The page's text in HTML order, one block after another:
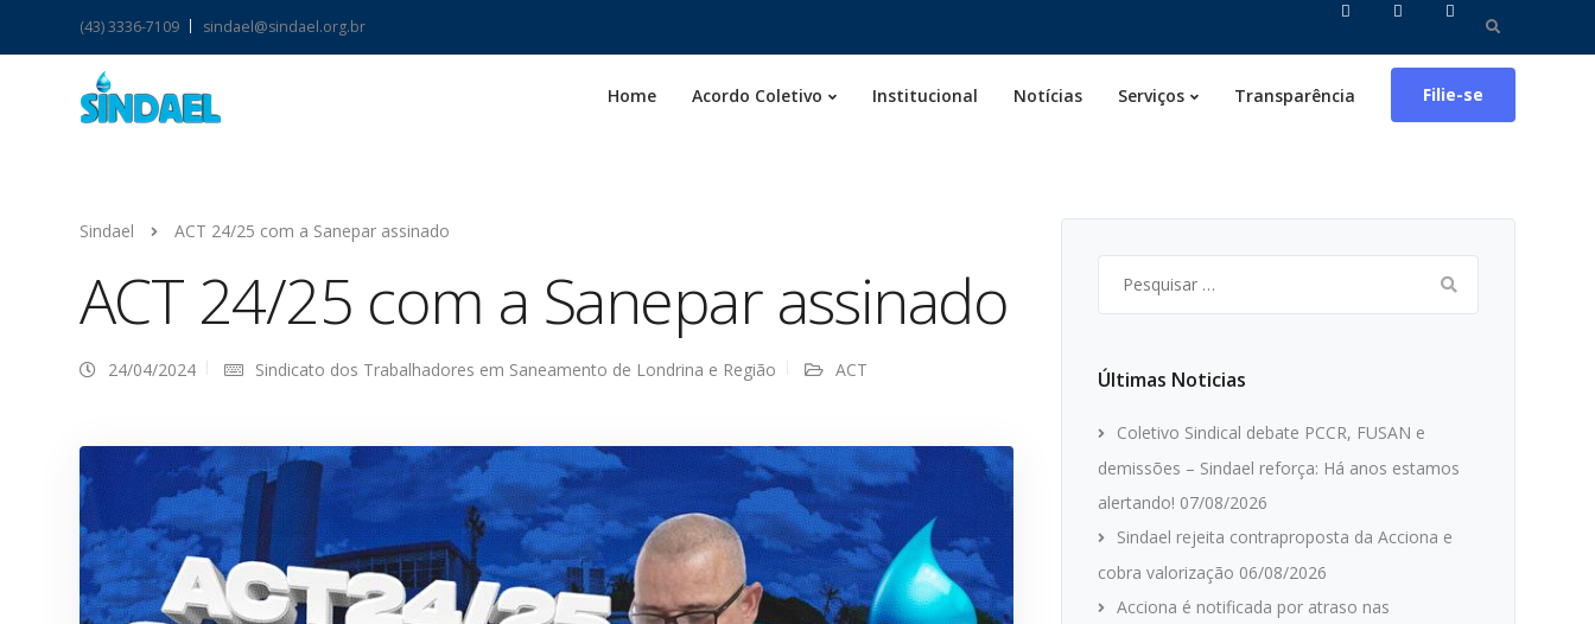
Pesquisar
por:
(43) 3336-7109 sindael@sindael.org.br
Home Acordo Coletivo Institucional Notícias Serviços Transparência Filie-se
Sindael ACT 24/25 com a Sanepar assinado
ACT 24/25 com a Sanepar assinado
24/04/2024 Sindicato dos Trabalhadores em Saneamento de Londrina e Região ACT
por:
Últimas Noticias
Coletivo Sindical debate PCCR, FUSAN e
demissões – Sindael reforça: Há anos estamos
alertando! 07/08/2026
Sindael rejeita contraproposta da Acciona e
cobra valorização 06/08/2026
Acciona é notificada por atraso nas